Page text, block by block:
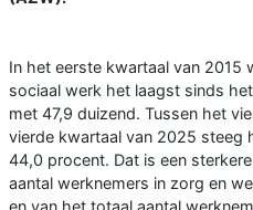
In het eerste kwartaal van 2015
sociaal werk het laagst sinds
met 47,9 duizend. Tussen het
vierde kwartaal van 2025 steeg
44,0 procent. Dat is een
aantal werknemers in zorg en
en van het totaal aantal